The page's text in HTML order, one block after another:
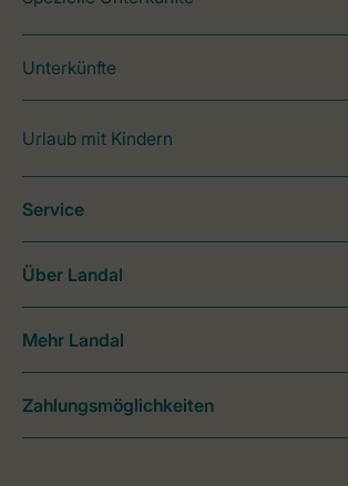
Unterkünfte
Urlaub mit Kindern
Service
Über Landal
Mehr Landal
Zahlungsmöglichkeiten